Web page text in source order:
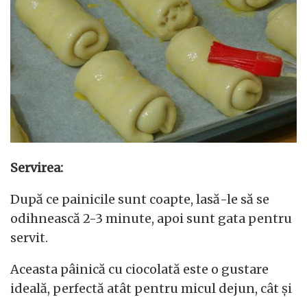
Servirea:
După ce painicile sunt coapte, lasă-le să se
odihnească 2-3 minute, apoi sunt gata pentru
servit.
Aceasta pâinică cu ciocolată este o gustare
ideală, perfectă atât pentru micul dejun, cât și